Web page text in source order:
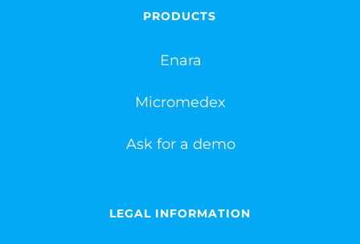
PRODUCTS
Enara
Micromedex
Ask for a demo
LEGAL INFORMATION